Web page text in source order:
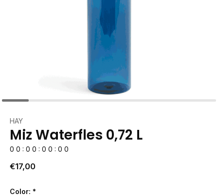
HAY
Miz Waterfles 0,72 L
0 0 : 0 0 : 0 0 : 0 0
€17,00
Color: *